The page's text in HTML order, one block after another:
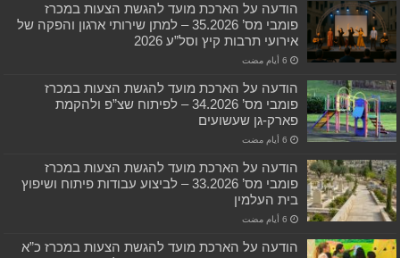
הודעה על הארכת מועד להגשת הצעות במכרז
פומבי מס’ 35.2026 – למתן שירותי ארגון והפקה של
אירועי תרבות קיץ וסל”ע 2026
הודעה על הארכת מועד להגשת הצעות במכרז
פומבי מס’ 34.2026 – לפיתוח שצ”פ ולהקמת
פארק-גן שעשועים
הודעה על הארכת מועד להגשת הצעות במכרז
פומבי מס’ 33.2026 – לביצוע עבודות פיתוח ושיפוץ
בית העלמין
הודעה על הארכת מועד להגשת הצעות במכרז כ”א